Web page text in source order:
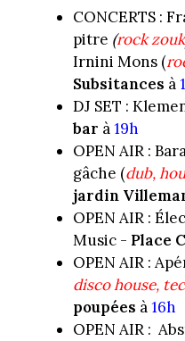
CONCERTS :
pitre (rock zouk
Irnini Mons (
Subsitances à
DJ SET :
bar à19h
OPEN AIR :
gâche (dub,
jardin
OPEN AIR :
Music - Place
OPEN AIR :
disco house,
poupées à16h
OPEN AIR :